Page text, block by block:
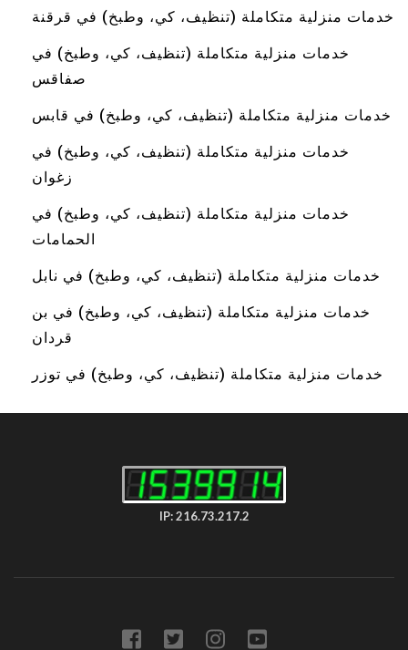
خدمات منزلية متكاملة (تنظيف، كي، وطبخ) في قرقنة
خدمات منزلية متكاملة (تنظيف، كي، وطبخ) في
صفاقس
خدمات منزلية متكاملة (تنظيف، كي، وطبخ) في قابس
خدمات منزلية متكاملة (تنظيف، كي، وطبخ) في
زغوان
خدمات منزلية متكاملة (تنظيف، كي، وطبخ) في
الحمامات
خدمات منزلية متكاملة (تنظيف، كي، وطبخ) في نابل
خدمات منزلية متكاملة (تنظيف، كي، وطبخ) في بن
قردان
خدمات منزلية متكاملة (تنظيف، كي، وطبخ) في توزر
IP: 216.73.217.2